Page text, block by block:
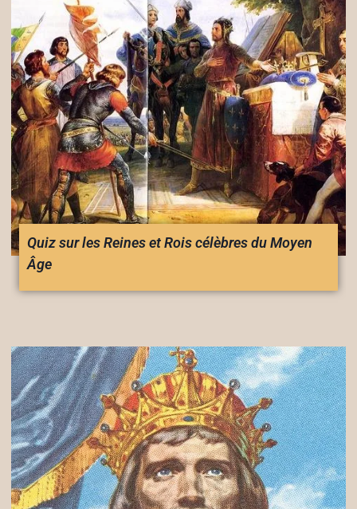
Quiz sur les Reines et Rois célèbres du Moyen
Âge